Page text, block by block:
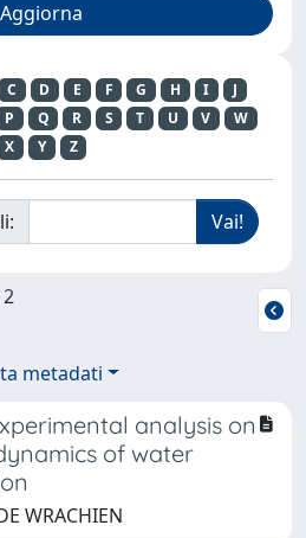
C D E F G H I
J
P Q R S T U V
W
X
Y Z
metadati
analysis on
of water
WRACHIEN